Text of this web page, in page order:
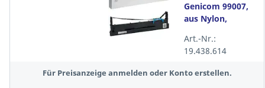
Genicom 99007,
aus Nylon,
Art.-Nr.:
19.438.614
Für Preisanzeige anmelden oder Konto erstellen.